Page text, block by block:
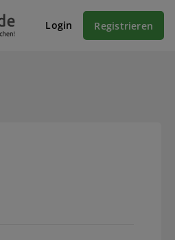
Login Registrieren